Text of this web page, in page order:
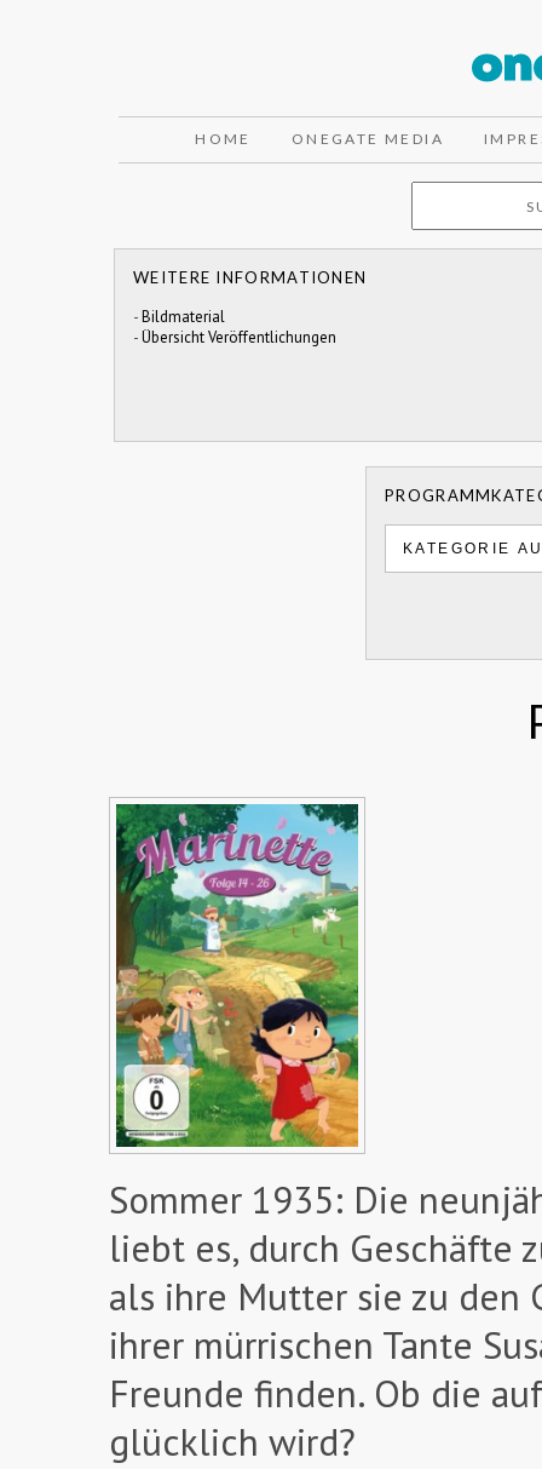
HOME ONEGATE MEDIA
WEITERE INFORMATIONEN
-Bildmaterial
-Übersicht Veröffentlichungen
Sommer 1935: Die
liebt es, durch Geschäfte
als ihre Mutter sie zu den
ihrer mürrischen Tante
Freunde finden. Ob die
glücklich wird?